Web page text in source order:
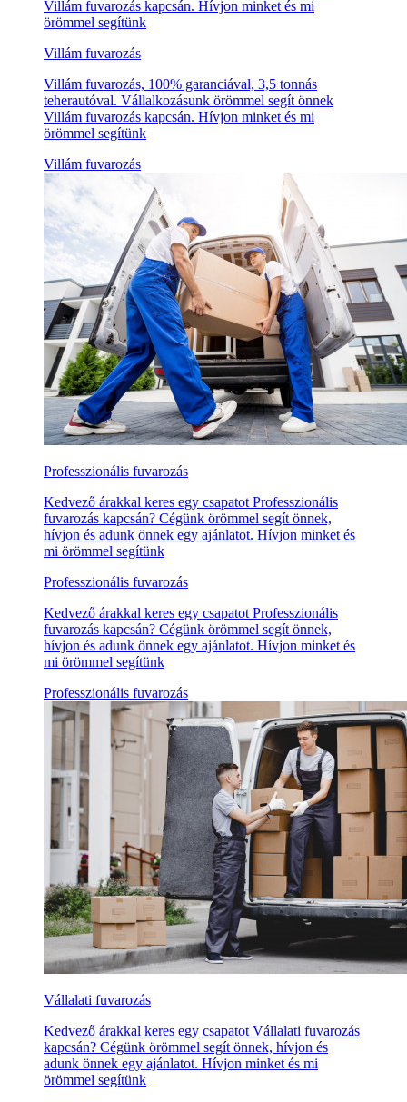
Villám fuvarozás kapcsán. Hívjon minket és mi
örömmel segítünk
Villám fuvarozás
Villám fuvarozás, 100% garanciával, 3,5 tonnás
teherautóval. Vállalkozásunk örömmel segít önnek
Villám fuvarozás kapcsán. Hívjon minket és mi
örömmel segítünk
Villám fuvarozás
Professzionális fuvarozás
Kedvező árakkal keres egy csapatot Professzionális
fuvarozás kapcsán? Cégünk örömmel segít önnek,
hívjon és adunk önnek egy ajánlatot. Hívjon minket és
mi örömmel segítünk
Professzionális fuvarozás
Kedvező árakkal keres egy csapatot Professzionális
fuvarozás kapcsán? Cégünk örömmel segít önnek,
hívjon és adunk önnek egy ajánlatot. Hívjon minket és
mi örömmel segítünk
Professzionális fuvarozás
Vállalati fuvarozás
Kedvező árakkal keres egy csapatot Vállalati fuvarozás
kapcsán? Cégünk örömmel segít önnek, hívjon és
adunk önnek egy ajánlatot. Hívjon minket és mi
örömmel segítünk